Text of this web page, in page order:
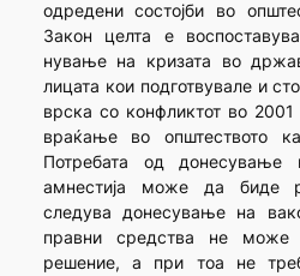
одредени состојби во
Закон целта е
нување на кризата во
лицата кои подгот­вувале и
врска со конфликтот во
враќање во општеството
Потребата од донесување
амнестија може да биде
следува донесување на
правни средства не
решение, а при тоа не